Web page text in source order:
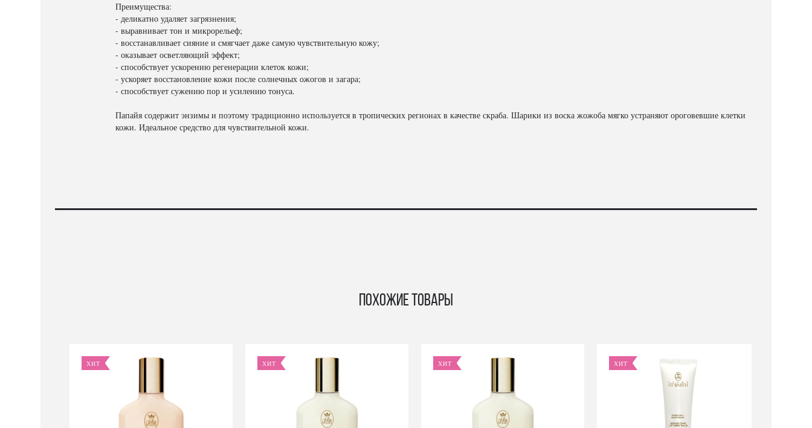
Преимущества:
- деликатно удаляет загрязнения;
- выравнивает тон и микрорельеф;
- восстанавливает сияние и смягчает даже самую чувствительную кожу;
- оказывает осветляющий эффект;
- способствует ускорению регенерации клеток кожи;
- ускоряет восстановление кожи после солнечных ожогов и загара;
- способствует сужению пор и усилению тонуса.
Папайя содержит энзимы и поэтому традиционно используется в тропических регионах в качестве скраба. Шарики из воска жожоба мягко устраняют ороговевшие клетки
кожи. Идеальное средство для чувствительной кожи.
Похожие товары
ХИТ ХИТ ХИТ ХИТ